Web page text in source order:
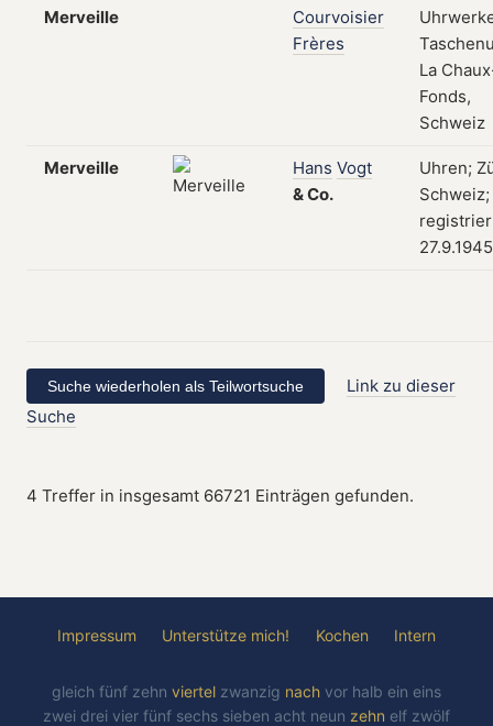
Merveille
Courvoisier
Frères
La
Fonds,
Schweiz
Merveille Hans Vogt
&Co.
Uhren;
Schweiz;
27.9.1945
Link zu dieser
Suche
4 Treffer in insgesamt 66721 Einträgen gefunden.
Impressum Unterstütze mich! Kochen Intern
gleich fünf zehn viertel zwanzig nach vor halb ein eins
zwei drei vier fünf sechs sieben acht neun zehn elf zwölf